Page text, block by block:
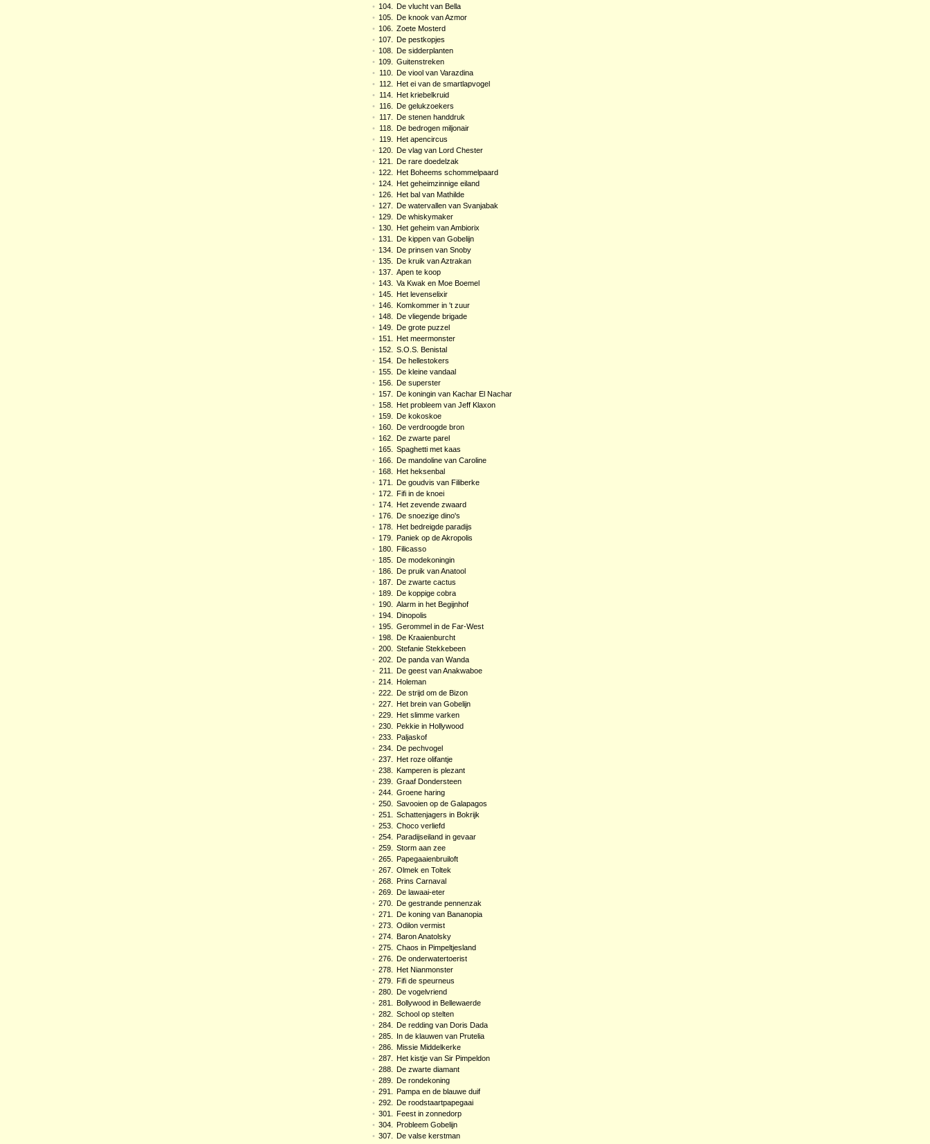
• 104.
De vlucht van Bella
• 105.
De knook van Azmor
• 106.
Zoete Mosterd
• 107.
De pestkopjes
• 108.
De sidderplanten
• 109.
Guitenstreken
•
110.
De viool van Varazdina
•
112.
Het ei van de smartlapvogel
•
114.
Het kriebelkruid
•
116.
De gelukzoekers
•
117.
De stenen handdruk
•
118.
De bedrogen miljonair
•
119.
Het apencircus
• 120.
De vlag van Lord Chester
• 121.
De rare doedelzak
• 122.
Het Boheems schommelpaard
• 124.
Het geheimzinnige eiland
• 126.
Het bal van Mathilde
• 127.
De watervallen van Svanjabak
• 129.
De whiskymaker
• 130.
Het geheim van Ambiorix
• 131.
De kippen van Gobelijn
• 134.
De prinsen van Snoby
• 135.
De kruik van Aztrakan
• 137.
Apen te koop
• 143.
Va Kwak en Moe Boemel
• 145.
Het levenselixir
• 146.
Komkommer in 't zuur
• 148.
De vliegende brigade
• 149.
De grote puzzel
• 151.
Het meermonster
• 152.
S.O.S. Benistal
• 154.
De hellestokers
• 155.
De kleine vandaal
• 156.
De superster
• 157.
De koningin van Kachar El Nachar
• 158.
Het probleem van Jeff Klaxon
• 159.
De kokoskoe
• 160.
De verdroogde bron
• 162.
De zwarte parel
• 165.
Spaghetti met kaas
• 166.
De mandoline van Caroline
• 168.
Het heksenbal
• 171.
De goudvis van Filiberke
• 172.
Fifi in de knoei
• 174.
Het zevende zwaard
• 176.
De snoezige dino's
• 178.
Het bedreigde paradijs
• 179.
Paniek op de Akropolis
• 180.
Filicasso
• 185.
De modekoningin
• 186.
De pruik van Anatool
• 187.
De zwarte cactus
• 189.
De koppige cobra
• 190.
Alarm in het Begijnhof
• 194.
Dinopolis
• 195.
Gerommel in de Far-West
• 198.
De Kraaienburcht
• 200.
Stefanie Stekkebeen
• 202.
De panda van Wanda
• 211.
De geest van Anakwaboe
• 214.
Holeman
• 222.
De strijd om de Bizon
• 227.
Het brein van Gobelijn
• 229.
Het slimme varken
• 230.
Pekkie in Hollywood
• 233.
Paljaskof
• 234.
De pechvogel
• 237.
Het roze olifantje
• 238.
Kamperen is plezant
• 239.
Graaf Dondersteen
• 244.
Groene haring
• 250.
Savooien op de Galapagos
• 251.
Schattenjagers in Bokrijk
• 253.
Choco verliefd
• 254.
Paradijseiland in gevaar
• 259.
Storm aan zee
• 265.
Papegaaienbruiloft
• 267.
Olmek en Toltek
• 268.
Prins Carnaval
• 269.
De lawaai-eter
• 270.
De gestrande pennenzak
• 271.
De koning van Bananopia
• 273.
Odilon vermist
• 274.
Baron Anatolsky
• 275.
Chaos in Pimpeltjesland
• 276.
De onderwatertoerist
• 278.
Het Nianmonster
• 279.
Fifi de speurneus
• 280.
De vogelvriend
• 281.
Bollywood in Bellewaerde
• 282.
School op stelten
• 284.
De redding van Doris Dada
• 285.
In de klauwen van Prutelia
• 286.
Missie Middelkerke
• 287.
Het kistje van Sir Pimpeldon
• 288.
De zwarte diamant
• 289.
De rondekoning
• 291.
Pampa en de blauwe duif
• 292.
De roodstaartpapegaai
• 301.
Feest in zonnedorp
• 304.
Probleem Gobelijn
• 307.
De valse kerstman